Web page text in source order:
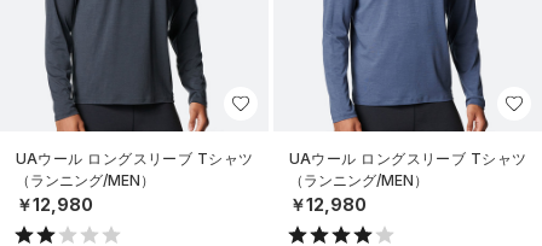
UAウール ロングスリーブ Tシャツ
（ランニング/MEN）
￥12,980
UAウール ロングスリーブ Tシャツ
（ランニング/MEN）
￥12,980